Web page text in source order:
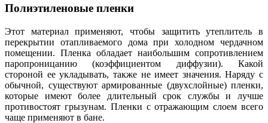
Полиэтиленовые пленки
Этот материал применяют, чтобы защитить утеплитель в
перекрытии отапливаемого дома при холодном чердачном
помещении. Пленка обладает наибольшим сопротивлением
паропроницанию (коэффициентом диффузии). Какой
стороной ее укладывать, также не имеет значения. Наряду с
обычной, существуют армированные (двухслойные) пленки,
которые имеют более длительный срок службы и лучше
противостоят грызунам. Пленки с отражающим слоем всего
чаще применяют в бане.